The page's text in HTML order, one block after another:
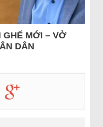
GHẾ MỚI – VỞ
DÂN